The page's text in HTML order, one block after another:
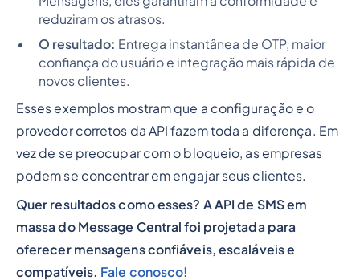
reduziram os atrasos.
O resultado: Entrega instantânea de OTP, maior
confiança do usuário e integração mais rápida de
novos clientes.
Esses exemplos mostram que a configuração e o
provedor corretos da API fazem toda a diferença. Em
vez de se preocupar com o bloqueio, as empresas
podem se concentrar em engajar seus clientes.
Quer resultados como esses? A API de SMS em
massa do Message Central foi projetada para
oferecer mensagens confiáveis, escaláveis e
compatíveis. Fale conosco!